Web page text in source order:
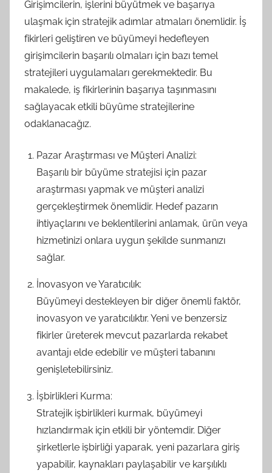
Girişimcilerin, işlerini büyütmek ve başarıya
ulaşmak için stratejik adımlar atmaları önemlidir. İş
fikirleri geliştiren ve büyümeyi hedefleyen
girişimcilerin başarılı olmaları için bazı temel
stratejileri uygulamaları gerekmektedir. Bu
makalede, iş fikirlerinin başarıya taşınmasını
sağlayacak etkili büyüme stratejilerine
odaklanacağız.
Pazar Araştırması ve Müşteri Analizi:
Başarılı bir büyüme stratejisi için pazar
araştırması yapmak ve müşteri analizi
gerçekleştirmek önemlidir. Hedef pazarın
ihtiyaçlarını ve beklentilerini anlamak, ürün veya
hizmetinizi onlara uygun şekilde sunmanızı
sağlar.
İnovasyon ve Yaratıcılık:
Büyümeyi destekleyen bir diğer önemli faktör,
inovasyon ve yaratıcılıktır. Yeni ve benzersiz
fikirler üreterek mevcut pazarlarda rekabet
avantajı elde edebilir ve müşteri tabanını
genişletebilirsiniz.
İşbirlikleri Kurma:
Stratejik işbirlikleri kurmak, büyümeyi
hızlandırmak için etkili bir yöntemdir. Diğer
şirketlerle işbirliği yaparak, yeni pazarlara giriş
yapabilir, kaynakları paylaşabilir ve karşılıklı